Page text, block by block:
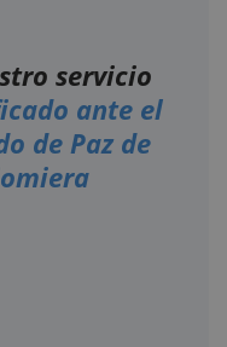
servicio
ante el
de Paz de